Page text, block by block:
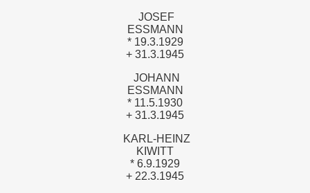
JOSEF
ESSMANN
* 19.3.1929
+ 31.3.1945
JOHANN
ESSMANN
* 11.5.1930
+ 31.3.1945
KARL-HEINZ
KIWITT
* 6.9.1929
+ 22.3.1945